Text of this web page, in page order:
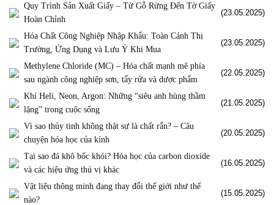
Quy Trình Sản Xuất Giấy – Từ Gỗ Rừng Đến Tờ Giấy
Hoàn Chỉnh
(23.05.2025)
Hóa Chất Công Nghiệp Nhập Khẩu: Toàn Cảnh Thị
Trường, Ứng Dụng và Lưu Ý Khi Mua
(23.05.2025)
Methylene Chloride (MC) – Hóa chất mạnh mẽ phía
sau ngành công nghiệp sơn, tẩy rửa và dược phẩm
(22.05.2025)
Khí Heli, Neon, Argon: Những “siêu anh hùng thầm
lặng” trong cuộc sống
(21.05.2025)
Vì sao thủy tinh không thật sự là chất rắn? – Câu
chuyện hóa học của kính
(20.05.2025)
Tại sao đá khô bốc khói? Hóa học của carbon dioxide
và các hiệu ứng thú vị khác
(16.05.2025)
Vật liệu thông minh đang thay đổi thế giới như thế
nào?
(15.05.2025)